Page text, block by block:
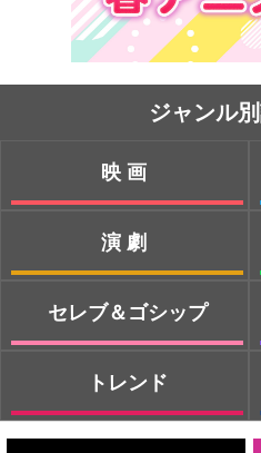
ジャンル
映画
演劇
セレブ＆ゴシップ
トレンド